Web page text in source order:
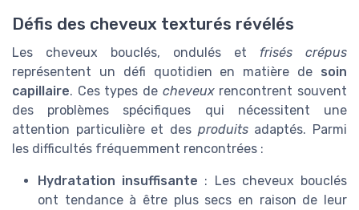
Défis des cheveux texturés révélés
Les cheveux bouclés, ondulés et frisés crépus
représentent un défi quotidien en matière de soin
capillaire. Ces types de cheveuxrencontrent souvent
des problèmes spécifiques qui nécessitent une
attention particulière et des produitsadaptés. Parmi
les difficultés fréquemment rencontrées :
Hydratation insuffisante : Les cheveux bouclés
ont tendance à être plus secs en raison de leur